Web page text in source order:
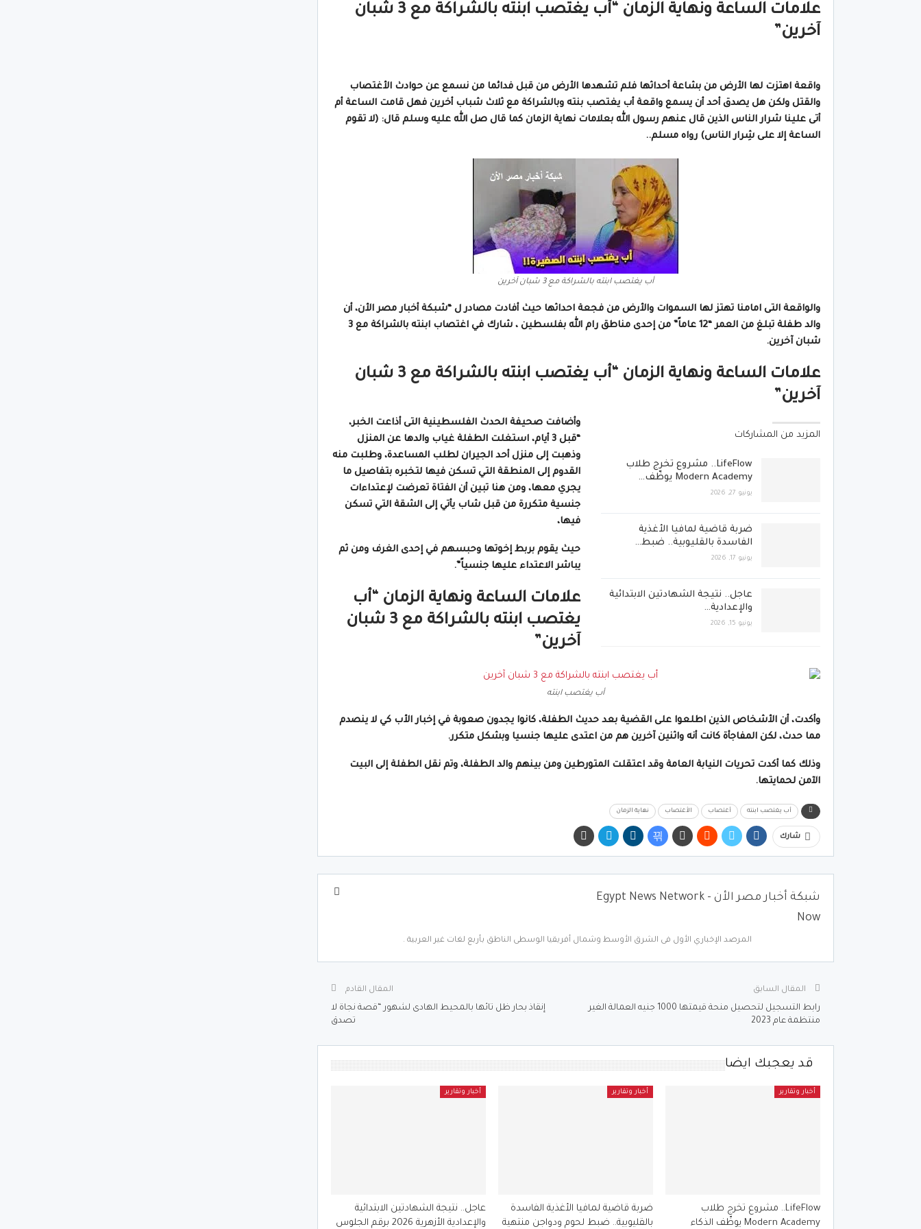
علامات الساعة ونهاية الزمان “أب يغتصب ابنته بالشراكة مع 3 شبان
آخرين”
واقعة اهتزت لها الأرض من بشاعة أحداثها فلم تشهدها الأرض من قبل فدائما من نسمع عن حوادث الأغتصاب
والقتل ولكن هل يصدق أحد أن يسمع واقعة أب يغتصب بنته وبالشراكة مع ثلاث شباب أخرين فهل قامت الساعة أم
أتى علينا شرار الناس الذين قال عنهم رسول الله بعلامات نهاية الزمان كما قال صل الله عليه وسلم قال: (لا تقوم
الساعة إلا على شِرار الناس) رواه مسلم..
أب يغتصب ابنته بالشراكة مع 3 شبان آخرين
والواقعة التى امامنا تهتز لها السموات والأرض من فجعة احداثها حيث أفادت مصادر ل “شبكة أخبار مصر الأن، أن
والد طفلة تبلغ من العمر “12 عاماً” من إحدى مناطق رام الله بفلسطين ، شارك في اغتصاب ابنته بالشراكة مع 3
شبان آخرين.
علامات الساعة ونهاية الزمان “أب يغتصب ابنته بالشراكة مع 3 شبان
آخرين”
المزيد من المشاركات
LifeFlow.. مشروع تخرج طلاب
Modern Academy يوظّف…
يونيو 27, 2026
ضربة قاضية لمافيا الأغذية
الفاسدة بالقليوبية.. ضبط…
يونيو 17, 2026
عاجل.. نتيجة الشهادتين الابتدائية
والإعدادية…
يونيو 15, 2026
وأضافت صحيفة الحدث الفلسطينية التى أذاعت الخبر،
“قبل 3 أيام، استغلت الطفلة غياب والدها عن المنزل
وذهبت إلى منزل أحد الجيران لطلب المساعدة، وطلبت منه
القدوم إلى المنطقة التي تسكن فيها لتخبره بتفاصيل ما
يجري معها، ومن هنا تبين أن الفتاة تعرضت لإعتداءات
جنسية متكررة من قبل شاب يأتي إلى الشقة التي تسكن
فيها،
حيث يقوم بربط إخوتها وحبسهم في إحدى الغرف ومن ثم
يباشر الاعتداء عليها جنسياً”.
علامات الساعة ونهاية الزمان “أب
يغتصب ابنته بالشراكة مع 3 شبان
آخرين”
أب يغتصب ابنته
وأكدت، أن الأشخاص الذين اطلعوا على القضية بعد حديث الطفلة، كانوا يجدون صعوبة في إخبار الأب كي لا ينصدم
مما حدث، لكن المفاجأة كانت أنه واثنين آخرين هم من اعتدى عليها جنسيا وبشكل متكرر.
وذلك كما أكدت تحريات النيابة العامة وقد اعتقلت المتورطين ومن بينهم والد الطفلة، وتم نقل الطفلة إلى البيت
الآمن لحمايتها.
أب يغتصب ابنته أغتصاب الأغتصاب نهاية الزمان
شارك
شبكة أخبار مصر الأن - Egypt News Network
Now
المرصد الإخباري الأول فى الشرق الأوسط وشمال أفريقيا الوسطى الناطق بأربع لغات غير العربية .
المقال السابق
رابط التسجيل لتحصيل منحة قيمتها 1000 جنيه العمالة الغير
منتظمة عام 2023
المقال القادم
إنقاذ بحار ظل تائها بالمحيط الهادى لشهور “قصة نجاة لا
تصدق
قد يعجبك ايضا
أخبار وتقارير
LifeFlow.. مشروع تخرج طلاب
Modern Academy يوظّف الذكاء
أخبار وتقارير
ضربة قاضية لمافيا الأغذية الفاسدة
بالقليوبية.. ضبط لحوم ودواجن منتهية
أخبار وتقارير
عاجل.. نتيجة الشهادتين الابتدائية
والإعدادية الأزهرية 2026 برقم الجلوس